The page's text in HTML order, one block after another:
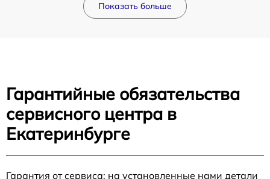
Показать больше
Гарантийные обязательства
сервисного центра в
Екатеринбурге
Гарантия от сервиса: на установленные нами детали